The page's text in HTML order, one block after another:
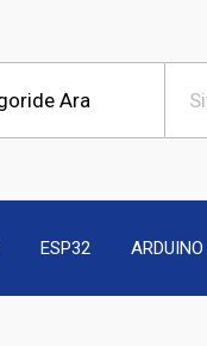
ESP32 ARDUINO